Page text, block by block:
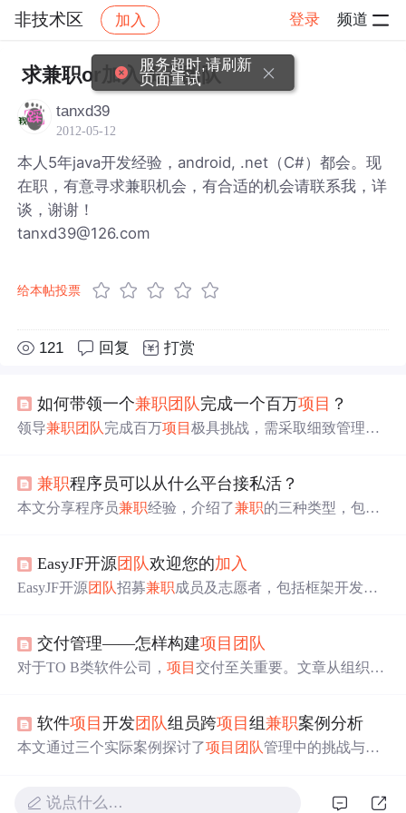
非技术区 加入 登录 频道
社区 非技术区 帖子详情
求兼职or加入项目团队
tanxd39
2012-05-12
本人5年java开发经验，android, .net（C#）都会。现
在职，有意寻求兼职机会，有合适的机会请联系我，详
谈，谢谢！
tanxd39@126.com
给本帖投票
121 回复 打赏
如何带领一个兼职 团队 完成一个百万项目 ？
领导兼职团队完成百万项目极具挑战，需采取细致管理方
讨了领导兼职 团队 完成项目的方法，以确保项目
成。
兼职程序员可以从什么平台接私活？
本文分享程序员兼职经验，介绍了兼职的三种类型，包括
自有渠道、线上技术论坛以及垂直众包平台，并列举了程
序员客栈、外包大师等多个平台。
EasyJF开源团队欢迎您的加入
EasyJF开源团队招募兼职成员及志愿者，包括框架开发、
交付管理——怎样构建项目 团队
对于TO B类软件公司，项目交付至关重要。文章从组织架
要点；还给出资源不足时确保团队 正常运转的方法，如内
部补位和向客户借力。
软件项目开发团队组员跨项目组兼职案例分析
本文通过三个实际案例探讨了项目 团队管理中的挑战与成
的利弊。
说点什么…
服务超时,请刷新
页面重试